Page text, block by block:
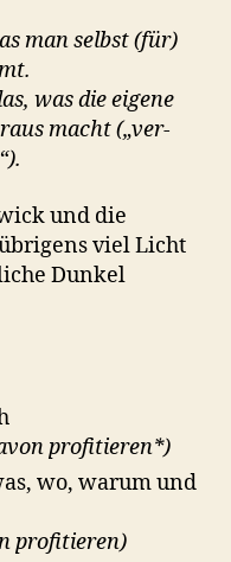
man selbst (für)
was die eigene
macht („ver-
und die
viel Licht
Dunkel
profitieren*)
wo, warum und
profitieren)